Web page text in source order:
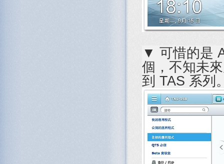
▼ 可惜的是
個，不知未
到 TAS 系列